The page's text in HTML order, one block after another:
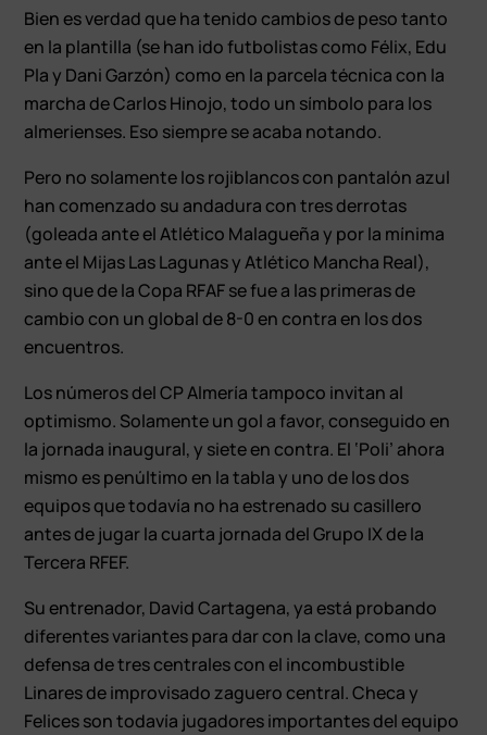
Bien es verdad que ha tenido cambios de peso tanto
en la plantilla (se han ido futbolistas como Félix, Edu
Pla y Dani Garzón) como en la parcela técnica con la
marcha de Carlos Hinojo, todo un símbolo para los
almerienses. Eso siempre se acaba notando.
Pero no solamente los rojiblancos con pantalón azul
han comenzado su andadura con tres derrotas
(goleada ante el Atlético Malagueña y por la mínima
ante el Mijas Las Lagunas y Atlético Mancha Real),
sino que de la Copa RFAF se fue a las primeras de
cambio con un global de 8-0 en contra en los dos
encuentros.
Los números del CP Almería tampoco invitan al
optimismo. Solamente un gol a favor, conseguido en
la jornada inaugural, y siete en contra. El ‘Poli’ ahora
mismo es penúltimo en la tabla y uno de los dos
equipos que todavía no ha estrenado su casillero
antes de jugar la cuarta jornada del Grupo IX de la
Tercera RFEF.
Su entrenador, David Cartagena, ya está probando
diferentes variantes para dar con la clave, como una
defensa de tres centrales con el incombustible
Linares de improvisado zaguero central. Checa y
Felices son todavía jugadores importantes del equipo